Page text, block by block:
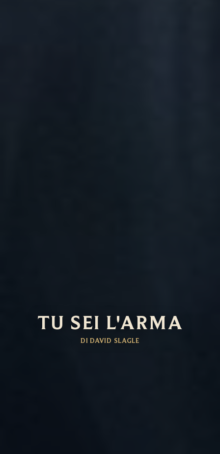
TU SEI L'ARMA
DI DAVID SLAGLE